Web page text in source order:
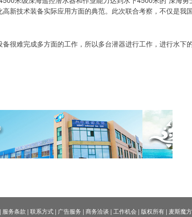
新技术装备实际应用方面的典范。此次联合考察，不仅是我
备很难完成多方面的工作，所以多台潜器进行工作，进行水下
| 服务条款 | 联系方式| 广告服务 | 商务洽谈 | 工作机会| 版权所有| 麦斯魔方